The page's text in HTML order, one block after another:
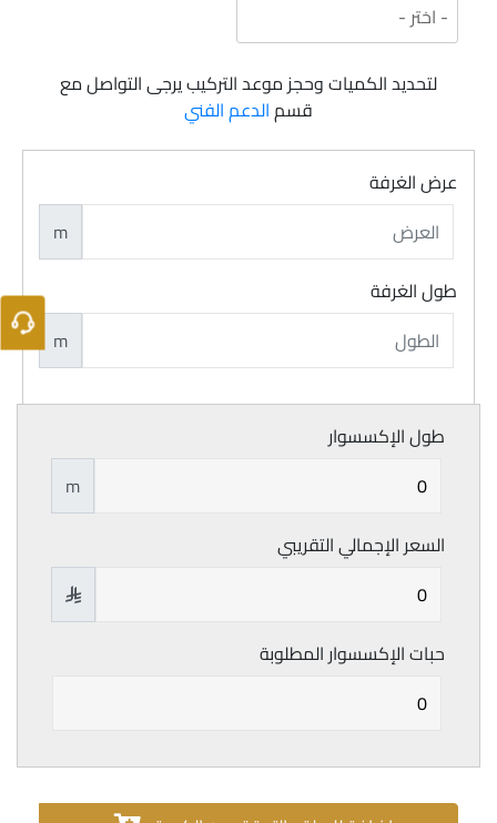
لتحديد الكميات وحجز موعد التركيب يرجى التواصل مع
قسمالدعم الفني
عرض الغرفة
m
طول الغرفة
m
طول الإكسسوار
m
السعر الإجمالي التقريبي

حبات الإكسسوار المطلوبة